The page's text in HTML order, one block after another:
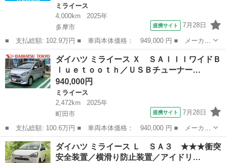
ミライース
4,000km
2025年
多摩市
提携サイト 7月28日
■ 支払総額: 102.9万円 ■ 車両本体価格： 949,000 円 ■ メーカー
名： ダイハツ ■ 車種名： ミライース ■ グレード名： Ｌ Ｓ
Ａ３ ★★★保証書／スマートアシスト（トヨタ・ダイハツ）／横滑
り防止装置...
東京 多摩市 ミライース
ダイハツ ミライース Ｘ ＳＡＩＩＩワイドＢ
ｌｕｅｔｏｏｔｈ／ＵＳＢチューナー…
940,000円
ミライース
2,472km
2025年
町田市
提携サイト 7月28日
■ 支払総額: 100.6万円 ■ 車両本体価格： 940,000 円 ■ メーカー
名： ダイハツ ■ 車種名： ミライース ■ グレード名： Ｘ Ｓ
ＡＩＩＩワイドＢｌｕｅｔｏｏｔｈ／ＵＳＢチューナー装備 保証
新車保証・...
東京 町田市 ミライース
ダイハツ ミライース Ｌ ＳＡ３ ★★★衝突
安全装置／横滑り防止装置／アイドリ…